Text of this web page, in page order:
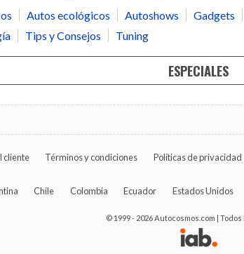
Autos ecológicos Autoshows Gadgets
Tips y Consejos Tuning
ESPECIALES
cliente Términos y condiciones Políticas de privacidad
Chile Colombia Ecuador Estados Unidos
© 1999 - 2026 Autocosmos.com |